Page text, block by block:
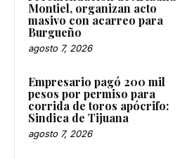
Montiel, organizan acto
masivo con acarreo para
Burgueño
agosto 7, 2026
Empresario pagó 200 mil
pesos por permiso para
corrida de toros apócrifo:
Sindica de Tijuana
agosto 7, 2026